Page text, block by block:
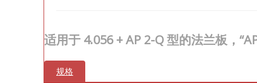
适用于 4.056 + AP 2-Q 型的法兰板，
规格